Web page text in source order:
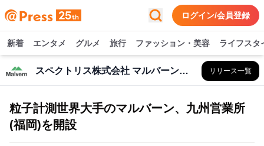
ログイン/会員登録
新着 エンタメ グルメ 旅行 ファッション・美容 ライフスタ
スペクトリス株式会社 マルバーン事業部 リリース一覧
粒子計測世界大手のマルバーン、九州営業所
(福岡)を開設